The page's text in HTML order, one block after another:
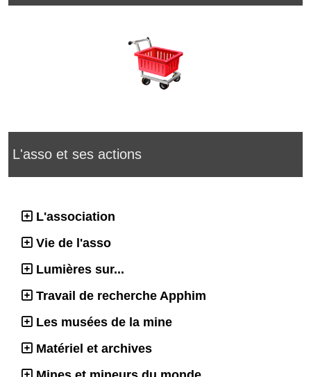
L'asso et ses actions
L'association
Vie de l'asso
Lumières sur...
Travail de recherche Apphim
Les musées de la mine
Matériel et archives